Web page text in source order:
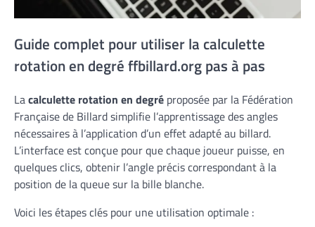
Guide complet pour utiliser la calculette
rotation en degré ffbillard.org pas à pas
Lacalculette rotation en degré proposée par la Fédération
Française de Billard simplifie l’apprentissage des angles
nécessaires à l’application d’un effet adapté au billard.
L’interface est conçue pour que chaque joueur puisse, en
quelques clics, obtenir l’angle précis correspondant à la
position de la queue sur la bille blanche.
Voici les étapes clés pour une utilisation optimale :